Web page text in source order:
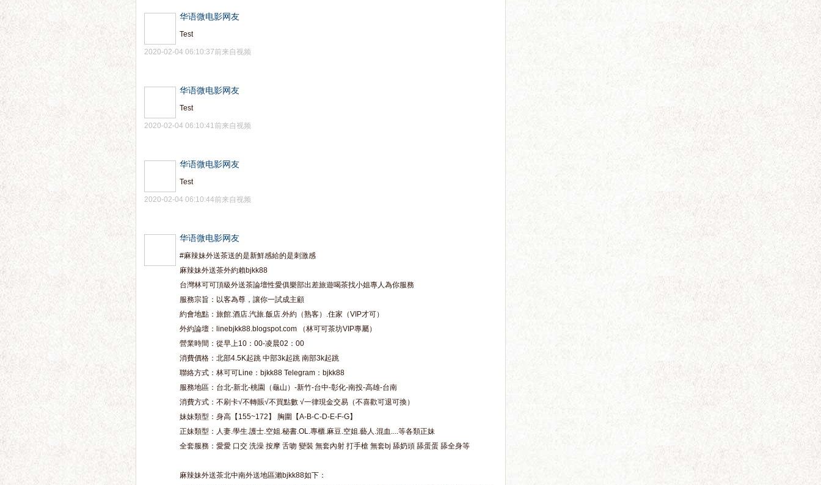
华语微电影网友
Test
2020-02-04 06:10:37前来自视频
华语微电影网友
Test
2020-02-04 06:10:41前来自视频
华语微电影网友
Test
2020-02-04 06:10:44前来自视频
华语微电影网友
#麻辣妹外送茶送的是新鮮感給的是刺激感
麻辣妹外送茶外約賴bjkk88
台灣林可可頂級外送茶論壇性愛俱樂部出差旅遊喝茶找小姐專人為你服務
服務宗旨：以客為尊，讓你一試成主顧
約會地點：旅館.酒店.汽旅.飯店.外約（熟客）.住家（VIP才可）
外約論壇：linebjkk88.blogspot.com （林可可茶坊VIP專屬）
營業時間：從早上10：00-凌晨02：00
消費價格：北部4.5K起跳 中部3k起跳 南部3k起跳
聯絡方式：林可可Line：bjkk88 Telegram：bjkk88
服務地區：台北-新北-桃園（龜山）-新竹-台中-彰化-南投-高雄-台南
消費方式：不刷卡√不轉賬√不買點數 √一律現金交易（不喜歡可退可換）
妹妹類型：身高【155~172】 胸圍【A-B-C-D-E-F-G】
正妹類型：人妻.學生.護士.空姐.秘書.OL.專櫃.麻豆.空姐.藝人.混血....等各類正妹
全套服務：愛愛 口交 洗澡 按摩 舌吻 變裝 無套內射 打手槍 無套bj 舔奶頭 舔蛋蛋 舔全身等
麻辣妹外送茶北中南外送地區瀨bjkk88如下：